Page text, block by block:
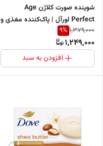
شوینده صورت کلاژن Age
Perfect لورآل | پاک‌کننده مغذی و
ضد خشکی پوست 150 میل
1,379,000
9%
1,249,000
افزودن به سبد